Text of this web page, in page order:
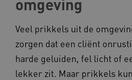
omgeving
Veel prikkels uit de
zorgen dat een cliënt
harde geluiden, fel licht of
lekker zit. Maar prikkels
__Secure-YNID
__Secure-
ROLLOUT_TOKEN
FPLC